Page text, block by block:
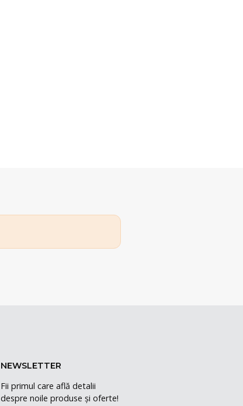
NEWSLETTER
Fii primul care află detalii
despre noile produse și oferte!